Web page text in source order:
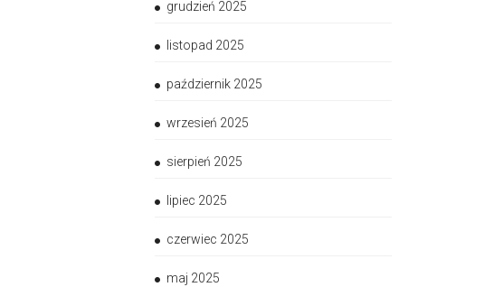
grudzień 2025
listopad 2025
październik 2025
wrzesień 2025
sierpień 2025
lipiec 2025
czerwiec 2025
maj 2025